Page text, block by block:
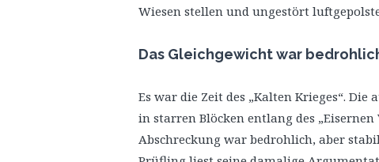
Wiesen stellen und ungestört
Das Gleichgewicht war
Es war die Zeit des „Kalten Krieges“.
in starren Blöcken entlang des
Abschreckung war bedrohlich, aber